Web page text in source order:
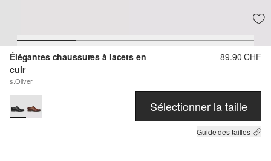
Élégantes chaussures à lacets en
cuir
s.Oliver
89.90 CHF
Sélectionner la taille
Guide des tailles